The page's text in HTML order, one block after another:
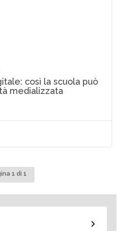
così la scuola può
medializzata
1 di 1